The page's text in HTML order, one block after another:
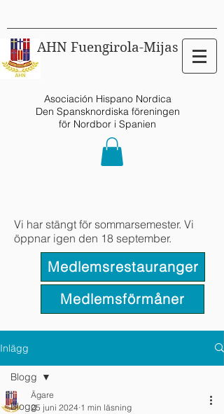
AHN Fuengirola-Mijas
Asociación Hispano Nordica
Den Spansknordiska föreningen
för Nordbor i Spanien
Vi har stängt för sommarsemester. Vi
öppnar igen den 18 september.
Medlemsrestauranger
Medlemsförmåner
Inlägg
Blogg
Blogg
Ägare
25 juni 2024 1 min läsning